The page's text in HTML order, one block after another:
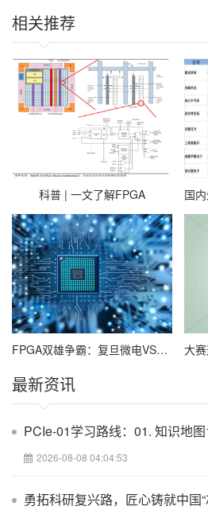
本篇为你推荐由两位资深的FPGA领域
FPGA开发实用教程（第2版）》，他们
学智慧融入字里行间。旨在为渴望掌握
本全面的指南。
相关推荐
科普 | 一文了解FPGA
FPGA双雄争霸：复旦微电VS紫光国微，技术路线谁更硬核？
最新资讯
PCIe-01学习路线：01. 知识地图
2026-08-08 04:04:53
勇拓科研复兴路，匠心铸就中国